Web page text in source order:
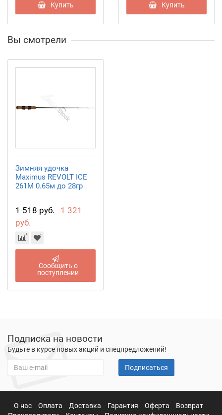
Купить Купить
Вы смотрели
Зимняя удочка
Maximus REVOLT ICE
261M 0.65м до 28гр
1 518 руб.
1 321
руб.
Сообщить о
поступлении
Подписка на новости
Будьте в курсе новых акций и спецпредложений!
Подписаться
О нас Оплата Доставка Гарантия Оферта
Возврат